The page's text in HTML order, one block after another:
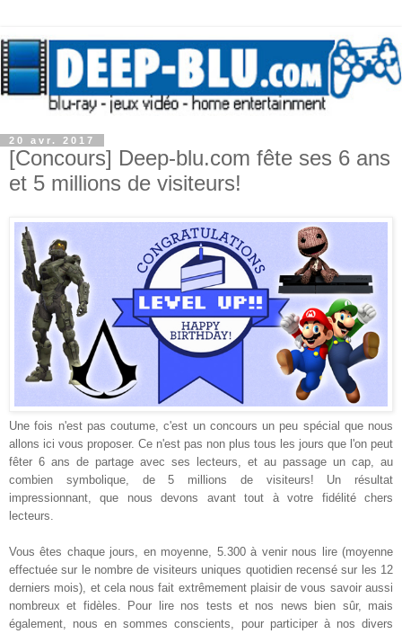
20 avr. 2017
[Concours] Deep-blu.com fête ses 6 ans
et 5 millions de visiteurs!
Une fois n'est pas coutume, c'est un concours un peu spécial que nous
allons ici vous proposer. Ce n'est pas non plus tous les jours que l'on peut
fêter 6 ans de partage avec ses lecteurs, et au passage un cap, au
combien symbolique, de 5 millions de visiteurs! Un résultat
impressionnant, que nous devons avant tout à votre fidélité chers
lecteurs.
Vous êtes chaque jours, en moyenne, 5.300 à venir nous lire (moyenne
effectuée sur le nombre de visiteurs uniques quotidien recensésur les 12
derniers mois), et cela nous fait extrêmementplaisir de vous savoir aussi
nombreux et fidèles. Pour lire nos tests etnos news bien sûr, mais
également, nousen sommesconscients, pour participerà nos divers